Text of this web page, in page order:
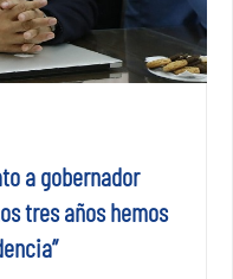
a gobernador
tres años hemos